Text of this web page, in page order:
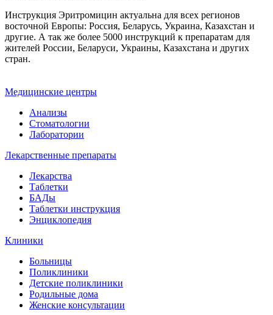
Инструкция Эритромицин актуальна для всех регионов
восточной Европы: Россия, Беларусь, Украина, Казахстан и
другие. А так же более 5000 инструкций к препаратам для
жителей России, Беларуси, Украины, Казахстана и других
стран.
Медицинские центры
Анализы
Стоматологии
Лаборатории
Лекарственные препараты
Лекарства
Таблетки
БАДы
Таблетки инструкция
Энциклопедия
Клиники
Больницы
Поликлиники
Детские поликлиники
Родильные дома
Женские консультации